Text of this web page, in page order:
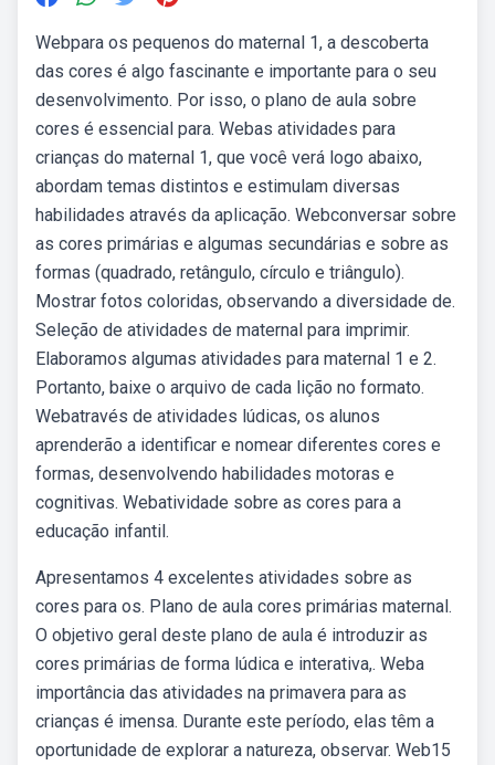
Webpara os pequenos do maternal 1, a descoberta
das cores é algo fascinante e importante para o seu
desenvolvimento. Por isso, o plano de aula sobre
cores é essencial para. Webas atividades para
crianças do maternal 1, que você verá logo abaixo,
abordam temas distintos e estimulam diversas
habilidades através da aplicação. Webconversar sobre
as cores primárias e algumas secundárias e sobre as
formas (quadrado, retângulo, círculo e triângulo).
Mostrar fotos coloridas, observando a diversidade de.
Seleção de atividades de maternal para imprimir.
Elaboramos algumas atividades para maternal 1 e 2.
Portanto, baixe o arquivo de cada lição no formato.
Webatravés de atividades lúdicas, os alunos
aprenderão a identificar e nomear diferentes cores e
formas, desenvolvendo habilidades motoras e
cognitivas. Webatividade sobre as cores para a
educação infantil.
Apresentamos 4 excelentes atividades sobre as
cores para os. Plano de aula cores primárias maternal.
O objetivo geral deste plano de aula é introduzir as
cores primárias de forma lúdica e interativa,. Weba
importância das atividades na primavera para as
crianças é imensa. Durante este período, elas têm a
oportunidade de explorar a natureza, observar. Web15